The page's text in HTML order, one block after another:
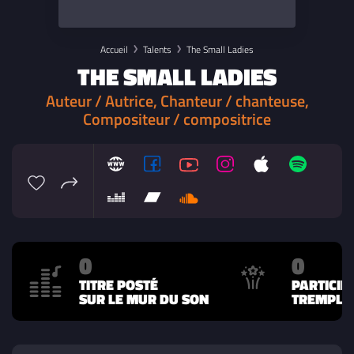
Accueil Talents The Small Ladies
THE SMALL LADIES
Auteur / Autrice, Chanteur / chanteuse,
Compositeur / compositrice
0
TITRE POSTÉ
SUR LE MUR DU SON
0